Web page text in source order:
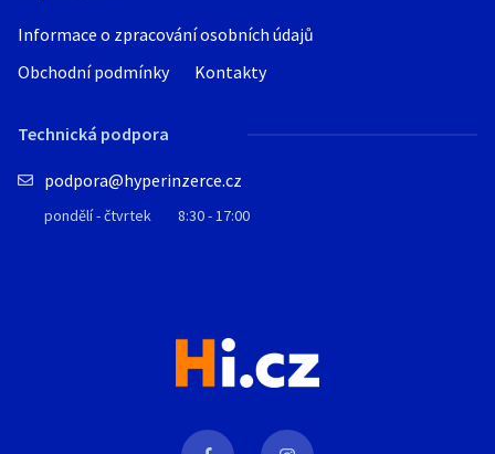
Informace o zpracování osobních údajů
Obchodní podmínky
Kontakty
Technická podpora
podpora@hyperinzerce.cz
pondělí - čtvrtek 8:30 - 17:00